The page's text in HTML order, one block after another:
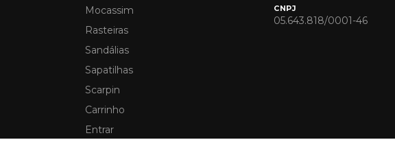
Mocassim
Rasteiras
Sandálias
Sapatilhas
Scarpin
Carrinho
Entrar
CNPJ
05.643.818/0001-46